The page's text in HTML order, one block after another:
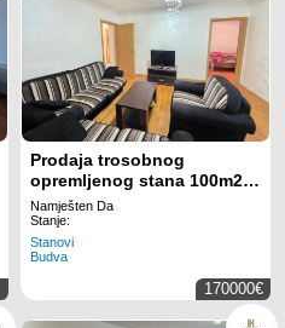
Prodaja trosobnog
opremljenog stana 100m2 -
Petrovac (MOGUCNOST
PLACANJA NA DVE RATE)
Namješten Da
Stanje:
Stanovi
Budva
170000€